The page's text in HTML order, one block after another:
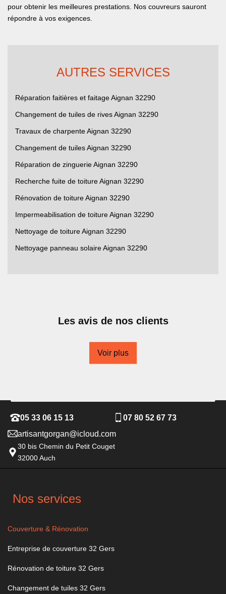
pour obtenir les meilleures prestations. Nos couvreurs sauront
répondre à vos exigences.
AUTRES SERVICES
Réparation faitières et faitage Aignan 32290
Changement de tuiles de rives Aignan 32290
Travaux de charpente Aignan 32290
Changement de tuiles Aignan 32290
Réparation de zinguerie Aignan 32290
Recherche fuite de toiture Aignan 32290
Rénovation de toiture Aignan 32290
Impermeabilisation de toiture Aignan 32290
Nettoyage de toiture Aignan 32290
Nettoyage panneau solaire Aignan 32290
Les avis de nos clients
Voir plus
05 33 06 15 13
07 80 52 67 73
artisantgorgan@icloud.com
30 bis Chemin du Petit Couget
32000 Auch
Nos services
Couverture & Rénovation
Entreprise de couverture 32 Gers
Rénovation de toiture 32 Gers
Changement de tuiles 32 Gers